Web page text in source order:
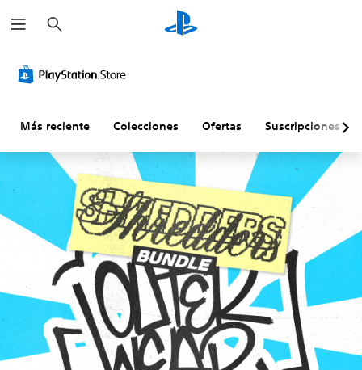
u
s
r
Más reciente Colecciones Ofertas Suscripciones